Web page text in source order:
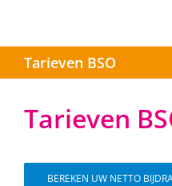
naar
inhoudTarieven BSO
Tarieven
BEREKEN UW NETTO